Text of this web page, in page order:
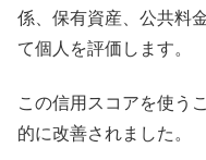
係、保有資産、公共料
て個人を評価します。
この信用スコアを使う
的に改善されました。